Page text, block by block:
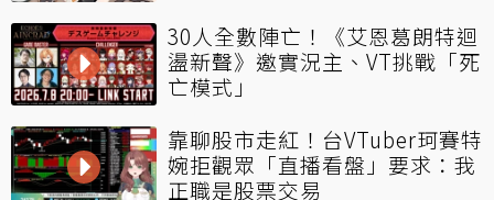
30人全數陣亡！《艾恩葛朗特迴
盪新聲》邀實況主、VT挑戰「死
亡模式」
靠聊股市走紅！台VTuber珂賽特
婉拒觀眾「直播看盤」要求：我
正職是股票交易